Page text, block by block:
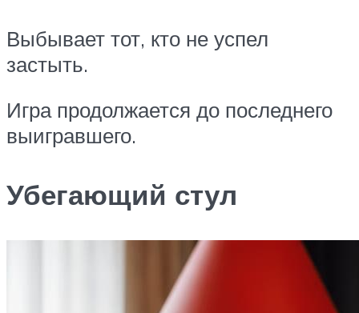
Выбывает тот, кто не успел
застыть.
Игра продолжается до последнего
выигравшего.
Убегающий стул